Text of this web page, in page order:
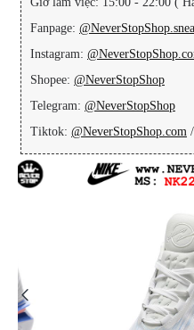
Fanpage:
Instagram:
Shopee: @NeverStopShop
Telegram: @NeverStopShop
Tiktok: @NeverStopShop.com /